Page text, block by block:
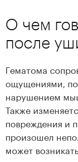
О чем
после
Гематома
ощущениями,
нарушением
Также
повреждения и
произошел
может